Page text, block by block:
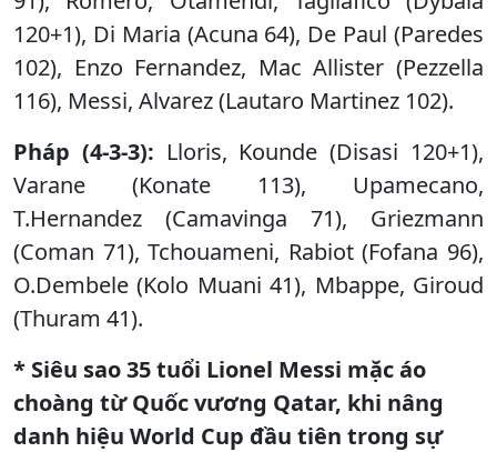
120+1), Di Maria (Acuna 64), De Paul (Paredes
102), Enzo Fernandez, Mac Allister (Pezzella
116), Messi, Alvarez (Lautaro Martinez 102).
Pháp (4-3-3): Lloris, Kounde (Disasi 120+1),
Varane (Konate 113), Upamecano,
T.Hernandez (Camavinga 71), Griezmann
(Coman 71), Tchouameni, Rabiot (Fofana 96),
O.Dembele (Kolo Muani 41), Mbappe, Giroud
(Thuram 41).
* Siêu sao 35 tuổi Lionel Messi mặc áo
choàng từ Quốc vương Qatar, khi nâng
danh hiệu World Cup đầu tiên trong sự